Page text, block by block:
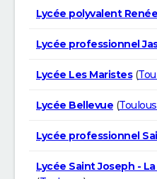
Lycée polyvalent
Lycée professionnel
Lycée Les Maristes(
Lycée Bellevue (
Lycée professionnel
Lycée Saint Joseph -